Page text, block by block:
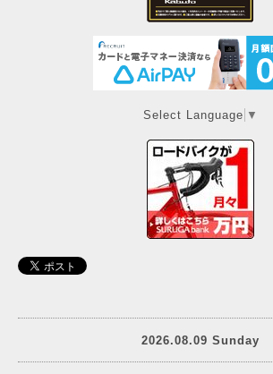
Select Language ▼
2026.08.09 Sunday